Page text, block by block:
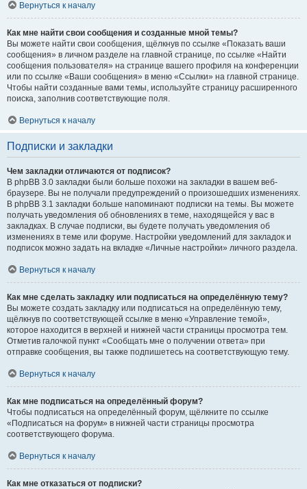
Вернуться к началу
Как мне найти свои сообщения и созданные мной темы?
Вы можете найти свои сообщения, щёлкнув по ссылке «Показать ваши
сообщения» в личном разделе на главной странице, по ссылке «Найти
сообщения пользователя» на странице вашего профиля на конференции
или по ссылке «Ваши сообщения» в меню «Ссылки» на главной странице.
Чтобы найти созданные вами темы, используйте страницу расширенного
поиска, заполнив соответствующие поля.
Вернуться к началу
Подписки и закладки
Чем закладки отличаются от подписок?
В phpBB 3.0 закладки были больше похожи на закладки в вашем веб-
браузере. Вы не получали предупреждений о произошедших изменениях.
В phpBB 3.1 закладки больше напоминают подписки на темы. Вы можете
получать уведомления об обновлениях в теме, находящейся у вас в
закладках. В случае подписки, вы будете получать уведомления об
изменениях в теме или форуме. Настройки уведомлений для закладок и
подписок можно задать на вкладке «Личные настройки» личного раздела.
Вернуться к началу
Как мне сделать закладку или подписаться на определённую тему?
Вы можете создать закладку или подписаться на определённую тему,
щёлкнув по соответствующей ссылке в меню «Управление темой»,
которое находится в верхней и нижней части страницы просмотра тем.
Отметив галочкой пункт «Сообщать мне о получении ответа» при
отправке сообщения, вы также подпишетесь на соответствующую тему.
Вернуться к началу
Как мне подписаться на определённый форум?
Чтобы подписаться на определённый форум, щёлкните по ссылке
«Подписаться на форум» в нижней части страницы просмотра
соответствующего форума.
Вернуться к началу
Как мне отказаться от подписки?